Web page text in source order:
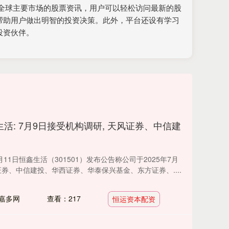
主要市场的股票资讯，用户可以轻松访问最新的股
用户做出明智的投资决策。此外，平台还设有学习
伙伴。
: 7月9日接受机构调研, 天风证券、中信建
日恒鑫生活（301501）发布公告称公司于2025年7月
、中信建投、华西证券、华泰保兴基金、东方证券、....
多网 查看：217 恒运资本配资